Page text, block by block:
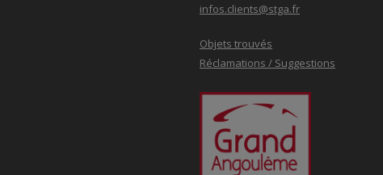
infos.clients@stga.fr
Objets trouvés
Réclamations / Suggestions